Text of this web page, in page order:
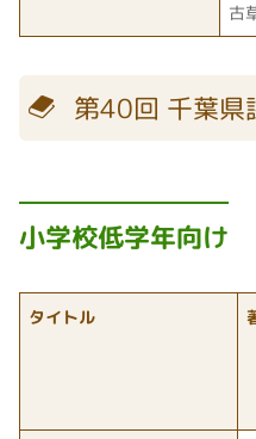
古
第40回 千葉県
小学校低学年向け
タイトル